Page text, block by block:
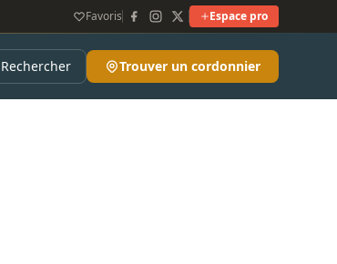
Favoris Espace pro
Rechercher Trouver un cordonnier